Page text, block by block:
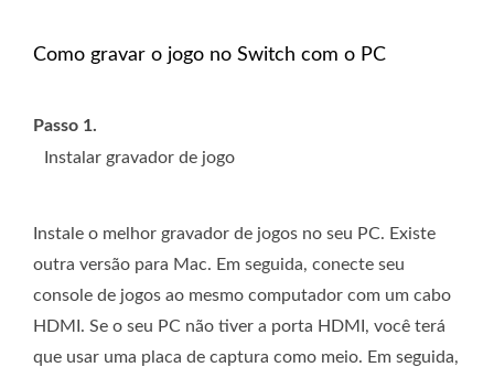
Como gravar o jogo no Switch com o PC
Passo 1.
Instalar gravador de jogo
Instale o melhor gravador de jogos no seu PC. Existe
outra versão para Mac. Em seguida, conecte seu
console de jogos ao mesmo computador com um cabo
HDMI. Se o seu PC não tiver a porta HDMI, você terá
que usar uma placa de captura como meio. Em seguida,